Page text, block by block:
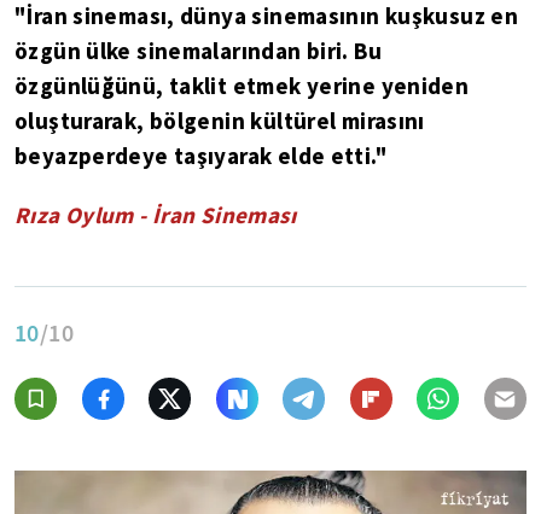
"İran sineması, dünya sinemasının kuşkusuz en
özgün ülke sinemalarından biri. Bu
özgünlüğünü, taklit etmek yerine yeniden
oluşturarak, bölgenin kültürel mirasını
beyazperdeye taşıyarak elde etti."
Rıza Oylum - İran Sineması
10/10